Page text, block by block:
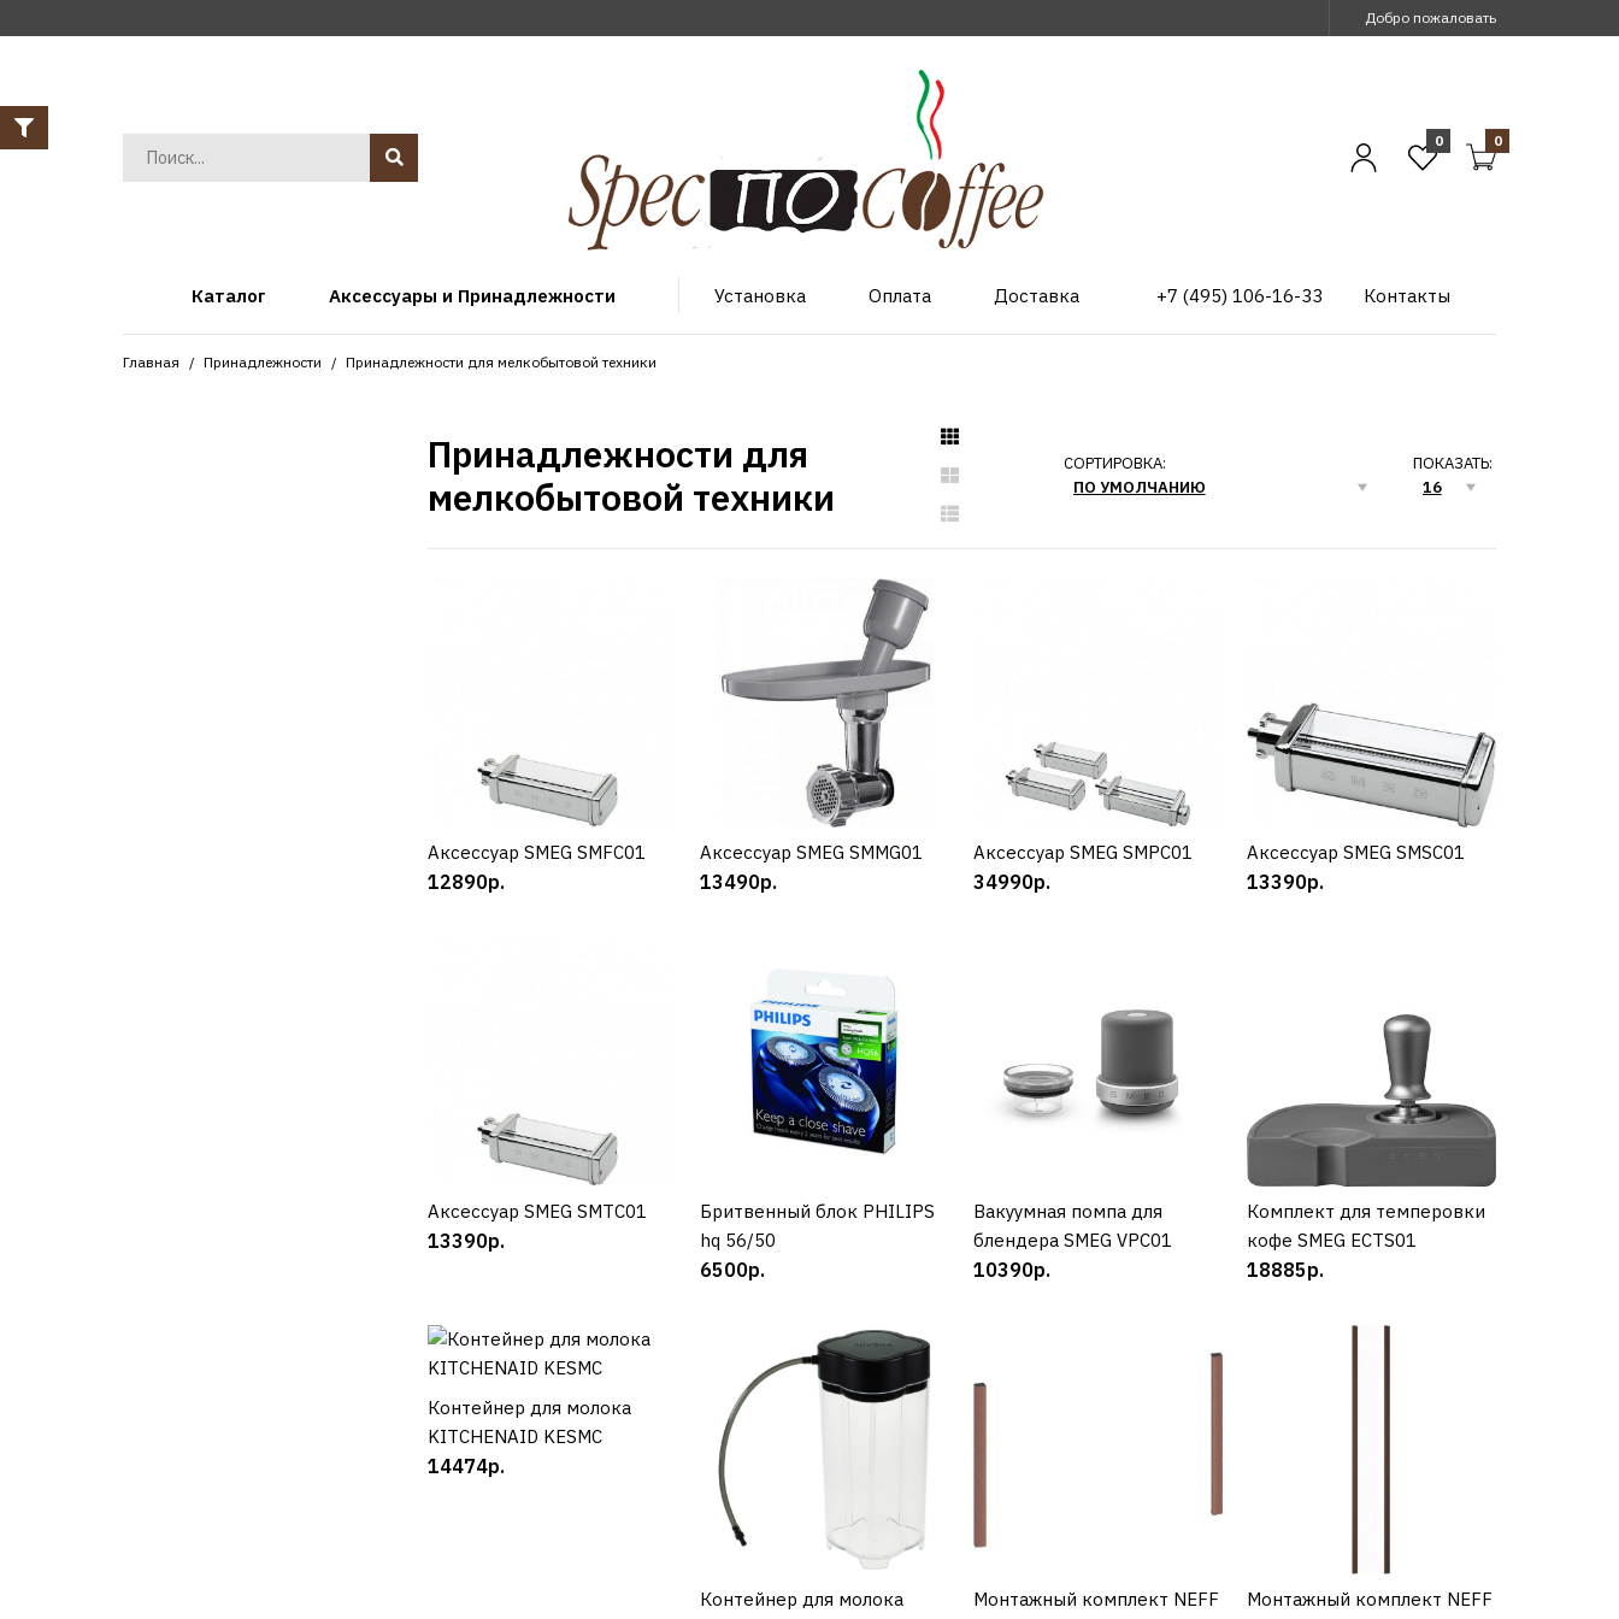
Добро пожаловать
0 0
Каталог Аксессуары и Принадлежности Установка Оплата Доставка +7 (495) 106-16-33 Контакты
Главная Принадлежности Принадлежности для мелкобытовой техники
Принадлежности для
мелкобытовой техники
СОРТИРОВКА: ПОКАЗАТЬ:
Аксессуар SMEG SMFC01
12890р.
ДОБАВИТЬ К СРАВНЕНИЮ
Аксессуар SMEG SMMG01
13490р.
Аксессуар SMEG SMPC01
КУПИТЬ
Аксессуар SMEG SMFC01
12890р.
КУПИТЬ
Аксессуар SMEG SMMG01
13490р.
КУПИТЬ
Аксессуар SMEG SMPC01
34990р.
КУПИТЬ
Аксессуар SMEG SMSC01
13390р.
КУПИТЬ
Аксессуар SMEG SMTC01
13390р.
КУПИТЬ
Бритвенный блок PHILIPS
hq 56/50
6500р.
КУПИТЬ
Вакуумная помпа для
блендера SMEG VPC01
10390р.
КУПИТЬ
Комплект для темперовки
кофе SMEG ECTS01
18885р.
КУПИТЬ
Контейнер для молока
KITCHENAID KESMC
14474р.
КУПИТЬ
Контейнер для молока
КУПИТЬ
Монтажный комплект NEFF
КУПИТЬ
Монтажный комплект NEFF